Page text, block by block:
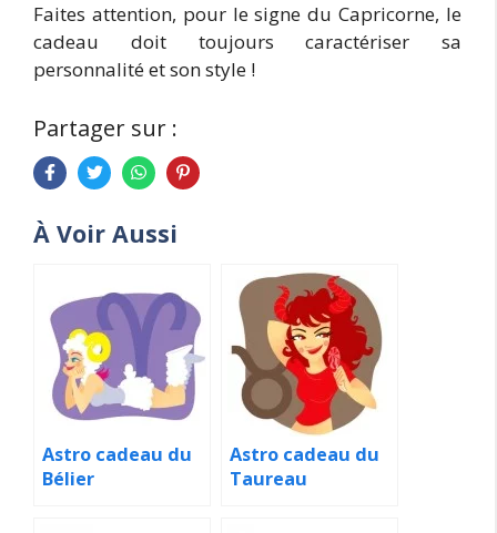
Faites attention, pour le signe du Capricorne, le
cadeau doit toujours caractériser sa
personnalité et son style !
Partager sur :
À Voir Aussi
Astro cadeau du
Bélier
Astro cadeau du
Taureau